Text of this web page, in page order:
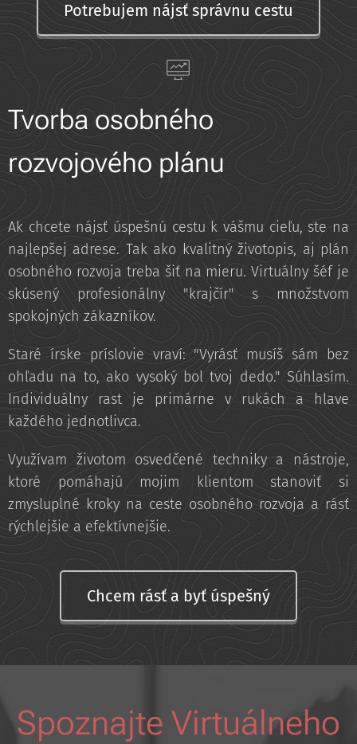
Potrebujem nájsť správnu cestu
Tvorba osobného
rozvojového plánu
Ak chcete nájsť úspešnú cestu k vášmu cieľu, ste na
najlepšej adrese. Tak ako kvalitný životopis, aj plán
osobného rozvoja treba šiť na mieru. Virtuálny šéf je
skúsený profesionálny "krajčír" s množstvom
spokojných zákazníkov.
Staré írske príslovie vraví: "Vyrásť musíš sám bez
ohľadu na to, ako vysoký bol tvoj dedo." Súhlasím.
Individuálny rast je primárne v rukách a hlave
každého jednotlivca.
Využívam životom osvedčené techniky a nástroje,
ktoré pomáhajú mojim klientom stanoviť si
zmysluplné kroky na ceste osobného rozvoja a rásť
rýchlejšie a efektívnejšie.
Chcem rásť a byť úspešný
Spoznajte Virtuálneho